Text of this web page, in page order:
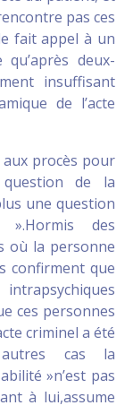
pas ces
fait appel à un
qu’après deux-
insuffisant
de l’acte
aux procès pour
de la
une question
».Hormis des
où la personne
confirment que
ces personnes
criminel a été
cas la
»n’est pas
à lui,assume